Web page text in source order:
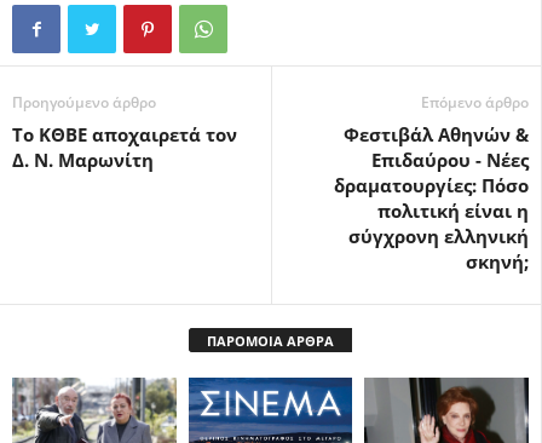
Προηγούμενο άρθρο
Το ΚΘΒΕ αποχαιρετά τον
Δ. N. Μαρωνίτη
Επόμενο άρθρο
Φεστιβάλ Αθηνών &
Επιδαύρου - Νέες
δραματουργίες: Πόσο
πολιτική είναι η
σύγχρονη ελληνική
σκηνή;
ΠΑΡΟΜΟΙΑ ΑΡΘΡΑ